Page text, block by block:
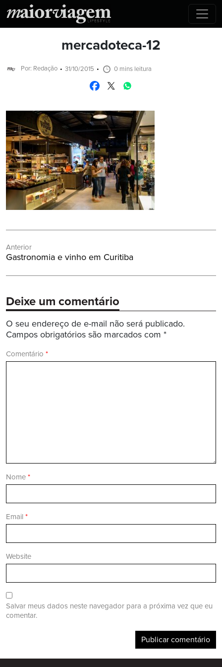
mercadoteca-12
Por: Redação 31/10/2015 0 mins leitura
de
Anterior
Post
Gastronomia e vinho em Curitiba
Deixe um comentário
O seu endereço de e-mail não será publicado.
Campos obrigatórios são marcados com *
Comentário *
Nome *
Email *
Website
Salvar meus dados neste navegador para a próxima vez que eu
comentar.